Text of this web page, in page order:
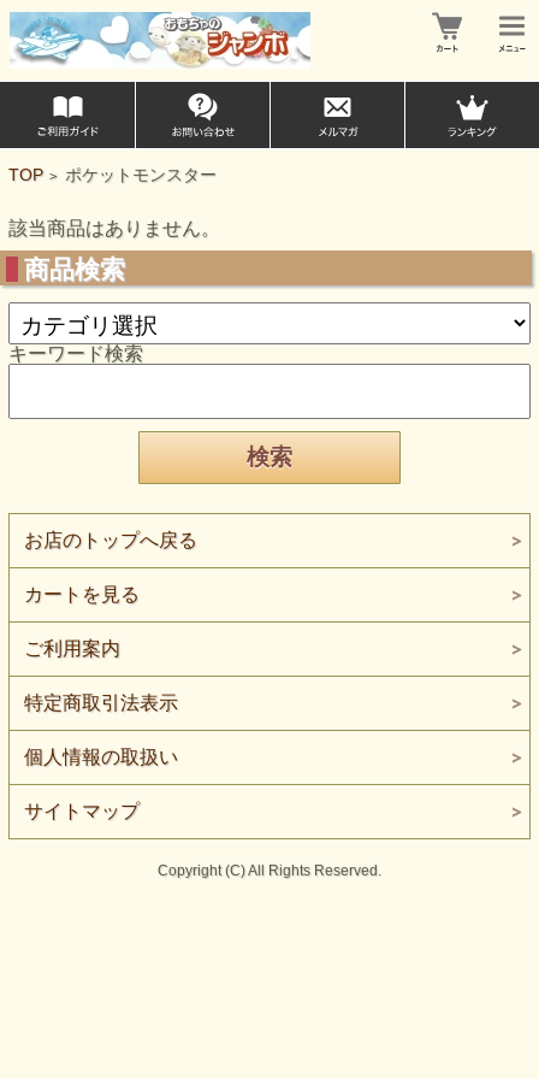
TOP > ポケットモンスター
該当商品はありません。
商品検索
キーワード検索
お店のトップへ戻る
カートを見る
ご利用案内
特定商取引法表示
個人情報の取扱い
サイトマップ
Copyright (C) All Rights Reserved.